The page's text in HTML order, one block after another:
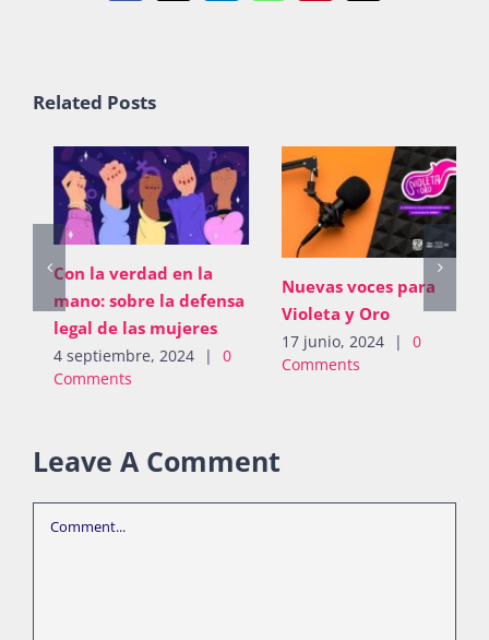
Related Posts
Con la verdad en la
mano: sobre la defensa
legal de las mujeres
4 septiembre, 2024 |
0
Comments
Nuevas voces para
Violeta y Oro
17 junio, 2024 |
0
Comments
Leave A Comment
Comment